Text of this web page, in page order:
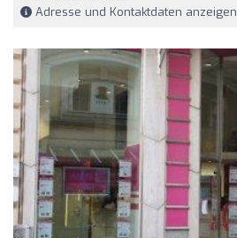
Adresse und Kontaktdaten anzeigen